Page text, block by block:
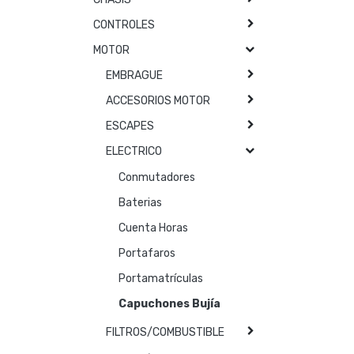
CONTROLES
MOTOR
EMBRAGUE
ACCESORIOS MOTOR
ESCAPES
ELECTRICO
Conmutadores
Baterias
Cuenta Horas
Portafaros
Portamatrículas
Capuchones Bujía
FILTROS/COMBUSTIBLE